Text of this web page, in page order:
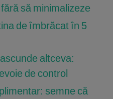
să minimalizeze
de îmbrăcat în 5
altceva:
de control
semne că